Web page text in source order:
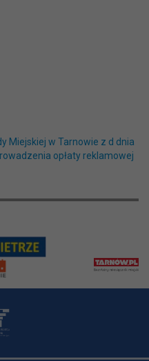
Miejskiej w Tarnowie z d dnia
opłaty reklamowej